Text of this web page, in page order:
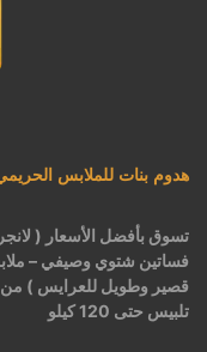
هدوم بنات للملابس
تسوق بأفضل الأسعار (
فساتين شتوي وصيفي –
قصير وطويل للعرايس ) من
تلبيس حتى 120 كيلو